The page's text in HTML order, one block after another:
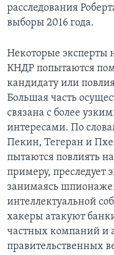
расследования
выборы 2016 года.
Некоторые эксперты
КНДР попытаются
кандидату или
Большая часть
связана с более
интересами. По
Пекин, Тегеран и
пытаются повлиять
примеру, преследует
занимаясь
интеллектуальной
хакеры атакуют
частных компаний и
правительственных